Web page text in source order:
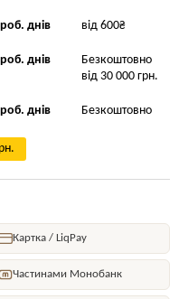
днів від 600₴
днів
Безкоштовно
від 30 000 грн.
днів Безкоштовно
Картка / LiqPay
Частинами Монобанк